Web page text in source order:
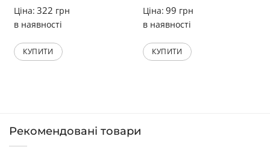
Ціна: 322 грн
в наявності
КУПИТИ
Ціна: 99 грн
в наявності
КУПИТИ
Рекомендовані товари